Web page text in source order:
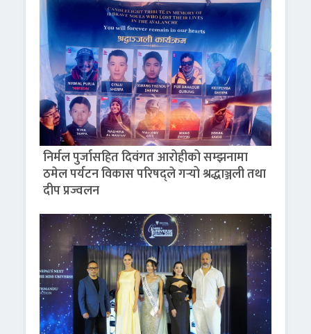
निर्मल पुर्जासहित दिवंगत आरोहीको सम्झनामा
ठमेल पर्यटन विकास परिषद्ले गर्‍यो श्रद्धाञ्जली तथा
दीप प्रज्वलन